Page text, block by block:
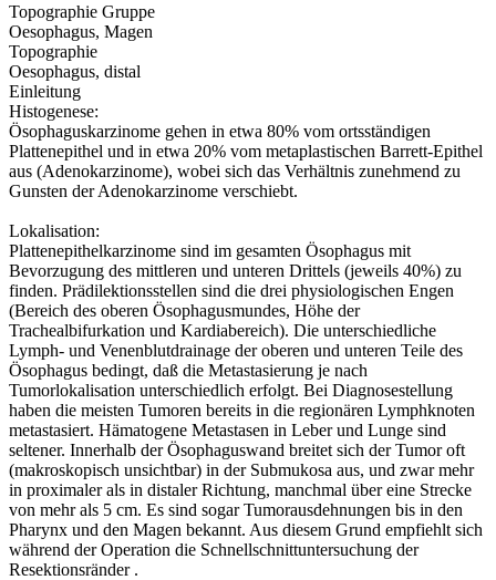
Topographie Gruppe
Oesophagus, Magen
Topographie
Oesophagus, distal
Einleitung
Histogenese:
Ösophaguskarzinome gehen in etwa 80% vom ortsständigen
Plattenepithel und in etwa 20% vom metaplastischen Barrett-Epithel
aus (Adenokarzinome), wobei sich das Verhältnis zunehmend zu
Gunsten der Adenokarzinome verschiebt.
Lokalisation:
Plattenepithelkarzinome sind im gesamten Ösophagus mit
Bevorzugung des mittleren und unteren Drittels (jeweils 40%) zu
finden. Prädilektionsstellen sind die drei physiologischen Engen
(Bereich des oberen Ösophagusmundes, Höhe der
Trachealbifurkation und Kardiabereich). Die unterschiedliche
Lymph- und Venenblutdrainage der oberen und unteren Teile des
Ösophagus bedingt, daß die Metastasierung je nach
Tumorlokalisation unterschiedlich erfolgt. Bei Diagnosestellung
haben die meisten Tumoren bereits in die regionären Lymphknoten
metastasiert. Hämatogene Metastasen in Leber und Lunge sind
seltener. Innerhalb der Ösophaguswand breitet sich der Tumor oft
(makroskopisch unsichtbar) in der Submukosa aus, und zwar mehr
in proximaler als in distaler Richtung, manchmal über eine Strecke
von mehr als 5 cm. Es sind sogar Tumorausdehnungen bis in den
Pharynx und den Magen bekannt. Aus diesem Grund empfiehlt sich
während der Operation die Schnellschnittuntersuchung der
Resektionsränder .